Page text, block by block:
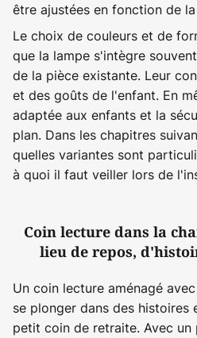
être ajustées en fonction de
Le choix de couleurs et de
que la lampe s'intègre
de la pièce existante. Leur
et des goûts de l'enfant. En
adaptée aux enfants et la
plan. Dans les chapitres
quelles variantes sont
à quoi il faut veiller lors de
Coin lecture dans la
lieu de repos,
Un coin lecture aménagé
se plonger dans des histoires
petit coin de retraite. Avec